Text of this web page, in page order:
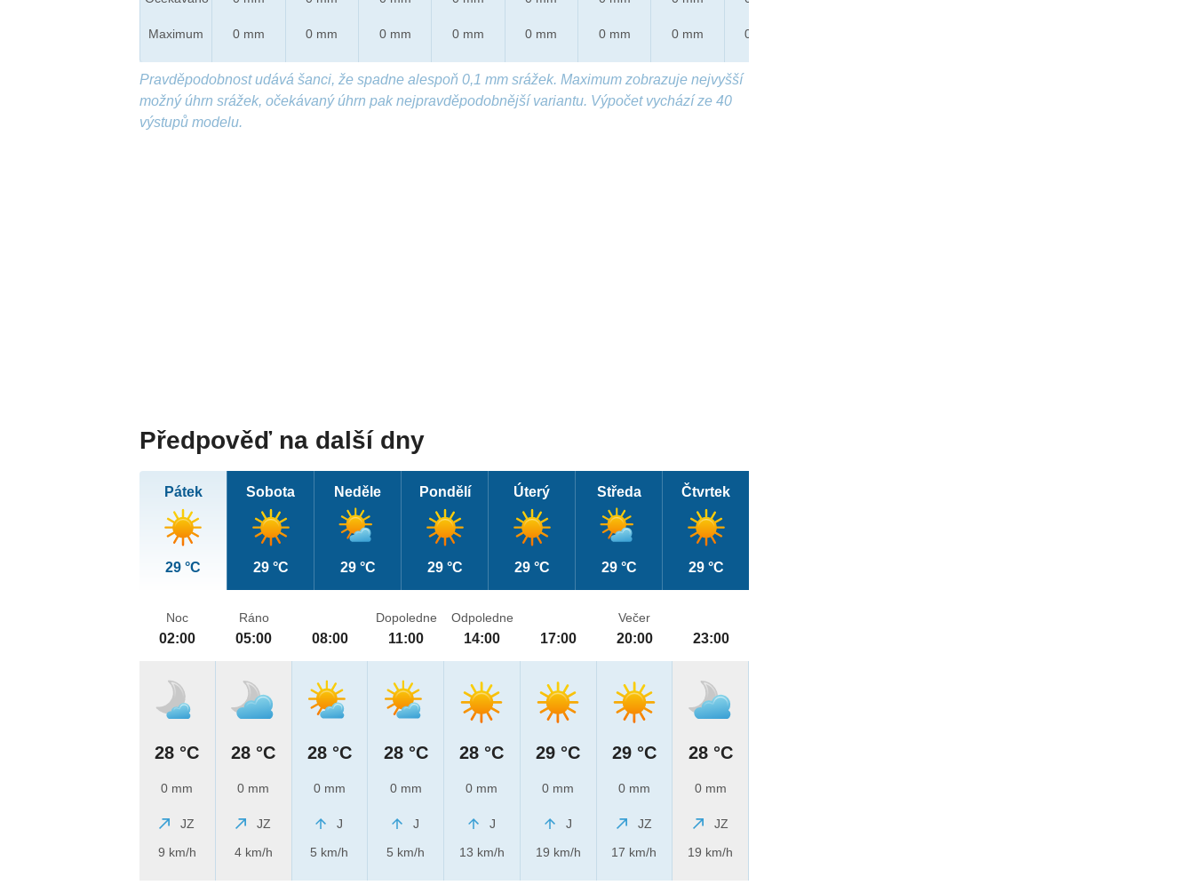
Maximum 0 mm 0 mm 0 mm 0 mm 0 mm 0 mm 0 mm 0 mm
Pravděpodobnost udává šanci, že spadne alespoň 0,1 mm srážek. Maximum zobrazuje nejvyšší
možný úhrn srážek, očekávaný úhrn pak nejpravděpodobnější variantu. Výpočet vychází ze 40
výstupů modelu.
Předpověď na další dny
Pátek
29 °C
Sobota
29 °C
Neděle
29 °C
Pondělí
29 °C
Úterý
29 °C
Středa
29 °C
Čtvrtek
29 °C
Noc
02:00
28 °C
0 mm
JZ
9 km/h
Ráno
05:00
28 °C
0 mm
JZ
4 km/h
08:00
28 °C
0 mm
J
5 km/h
Dopoledne
11:00
28 °C
0 mm
J
5 km/h
Odpoledne
14:00
28 °C
0 mm
J
13 km/h
17:00
29 °C
0 mm
J
19 km/h
Večer
20:00
29 °C
0 mm
JZ
17 km/h
23:00
28 °C
0 mm
JZ
19 km/h